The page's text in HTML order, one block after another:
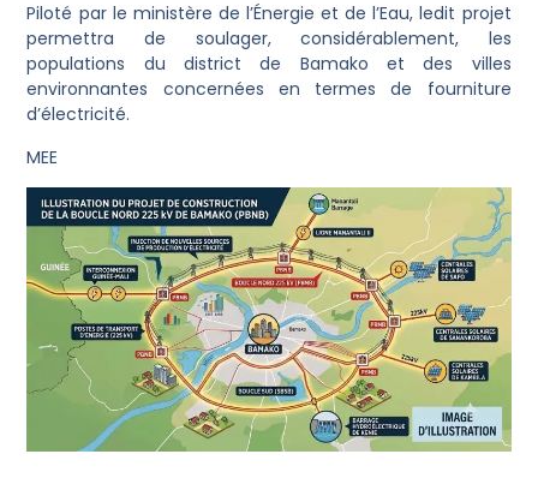
Piloté par le ministère de l’Énergie et de l’Eau, ledit projet
permettra de soulager, considérablement, les
populations du district de Bamako et des villes
environnantes concernées en termes de fourniture
d’électricité.
MEE